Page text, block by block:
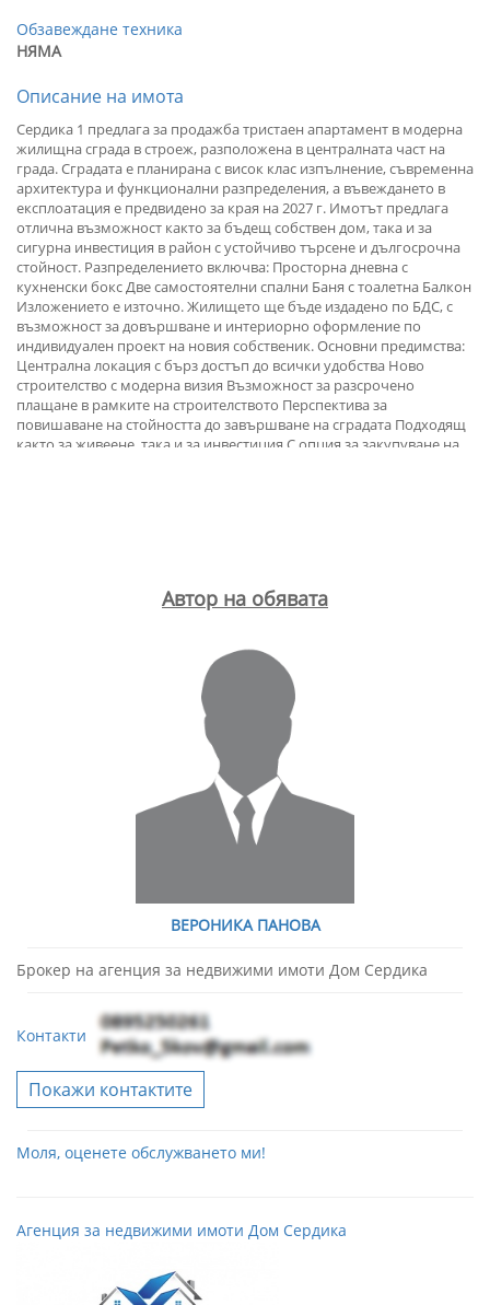
Обзавеждане техника
НЯМА
Описание на имота
Сердика 1 предлага за продажба тристаен апартамент в модерна
жилищна сграда в строеж, разположена в централната част на
града. Сградата е планирана с висок клас изпълнение, съвременна
архитектура и функционални разпределения, а въвеждането в
експлоатация е предвидено за края на 2027 г. Имотът предлага
отлична възможност както за бъдещ собствен дом, така и за
сигурна инвестиция в район с устойчиво търсене и дългосрочна
стойност. Разпределението включва: Просторна дневна с
кухненски бокс Две самостоятелни спални Баня с тоалетна Балкон
Изложението е източно. Жилището ще бъде издадено по БДС, с
възможност за довършване и интериорно оформление по
индивидуален проект на новия собственик. Основни предимства:
Централна локация с бърз достъп до всички удобства Ново
строителство с модерна визия Възможност за разсрочено
плащане в рамките на строителството Перспектива за
повишаване на стойността до завършване на сградата Подходящ
както за живеене, така и за инвестиция С опция за закупуване на
услуги: Като ценен клиент на нашата компания, Вие ще получите
юридически екип. В допълнение, предлагаме комплексни
решения, включващи имуществена застраховка, безплатна
финансова консултация, както и изгодни условия за финансиране.
Още актуални оферти може да намерите в нашия сайт:
serdika1.bg. ID: 21577 Година на строеж: 2027. Брой стаи: 3. Брой
спални: 2. Брой балкони: 1. Брой бани с тоалетни: 1.
Автор на обявата
ВЕРОНИКА ПАНОВА
Брокер на агенция за недвижими имоти Дом Сердика
Контакти
Покажи контактите
Моля, оценете обслужването ми!
Агенция за недвижими имоти Дом Сердика